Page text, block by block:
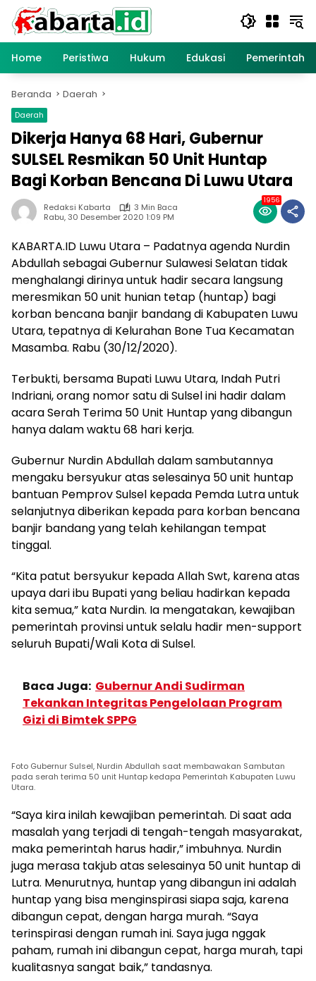
Langsung
konten
Home
Peristiwa Hukum Edukasi
Beranda Daerah
Daerah
Dikerja Hanya 68 Hari, Gubernur
SULSEL Resmikan 50 Unit Huntap
Bagi Korban Bencana Di Luwu Utara
Redaksi Kabarta
3 Min Baca
Rabu, 30 Desember 2020 1:09 PM
1956
KABARTA.ID Luwu Utara – Padatnya agenda Nurdin
Abdullah sebagai Gubernur Sulawesi Selatan tidak
menghalangi dirinya untuk hadir secara langsung
meresmikan 50 unit hunian tetap (huntap) bagi
korban bencana banjir bandang di Kabupaten Luwu
Utara, tepatnya di Kelurahan Bone Tua Kecamatan
Masamba. Rabu (30/12/2020).
Terbukti, bersama Bupati Luwu Utara, Indah Putri
Indriani, orang nomor satu di Sulsel ini hadir dalam
acara Serah Terima 50 Unit Huntap yang dibangun
hanya dalam waktu 68 hari kerja.
Gubernur Nurdin Abdullah dalam sambutannya
mengaku bersyukur atas selesainya 50 unit huntap
bantuan Pemprov Sulsel kepada Pemda Lutra untuk
selanjutnya diberikan kepada para korban bencana
banjir bandang yang telah kehilangan tempat
tinggal.
“Kita patut bersyukur kepada Allah Swt, karena atas
upaya dari ibu Bupati yang beliau hadirkan kepada
kita semua,” kata Nurdin. Ia mengatakan, kewajiban
pemerintah provinsi untuk selalu hadir men-support
seluruh Bupati/Wali Kota di Sulsel.
Baca Juga: Gubernur Andi Sudirman
Tekankan Integritas Pengelolaan Program
Gizi di Bimtek SPPG
Foto Gubernur Sulsel, Nurdin Abdullah saat membawakan Sambutan
pada serah terima 50 unit Huntap kedapa Pemerintah Kabupaten Luwu
Utara.
“Saya kira inilah kewajiban pemerintah. Di saat ada
masalah yang terjadi di tengah-tengah masyarakat,
maka pemerintah harus hadir,” imbuhnya. Nurdin
juga merasa takjub atas selesainya 50 unit huntap di
Lutra. Menurutnya, huntap yang dibangun ini adalah
huntap yang bisa menginspirasi siapa saja, karena
dibangun cepat, dengan harga murah. “Saya
terinspirasi dengan rumah ini. Saya juga nggak
paham, rumah ini dibangun cepat, harga murah, tapi
kualitasnya sangat baik,” tandasnya.